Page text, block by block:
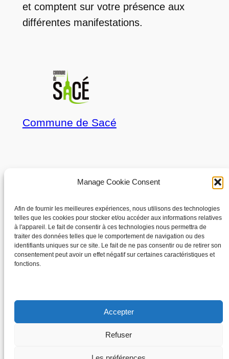
Manage Cookie Consent
Afin de fournir les meilleures expériences, nous utilisons des technologies
telles que les cookies pour stocker et/ou accéder aux informations relatives
à l'appareil. Le fait de consentir à ces technologies nous permettra de
traiter des données telles que le comportement de navigation ou des
identifiants uniques sur ce site. Le fait de ne pas consentir ou de retirer son
consentement peut avoir un effet négatif sur certaines caractéristiques et
fonctions.
Accepter
Refuser
et comptent sur votre présence aux
différentes manifestations.
Commune de Sacé
Les élus
Confidentialité
Politique de confidentialité
Conditions générales
Mentions Légales
Réseaux sociaux
Facebook